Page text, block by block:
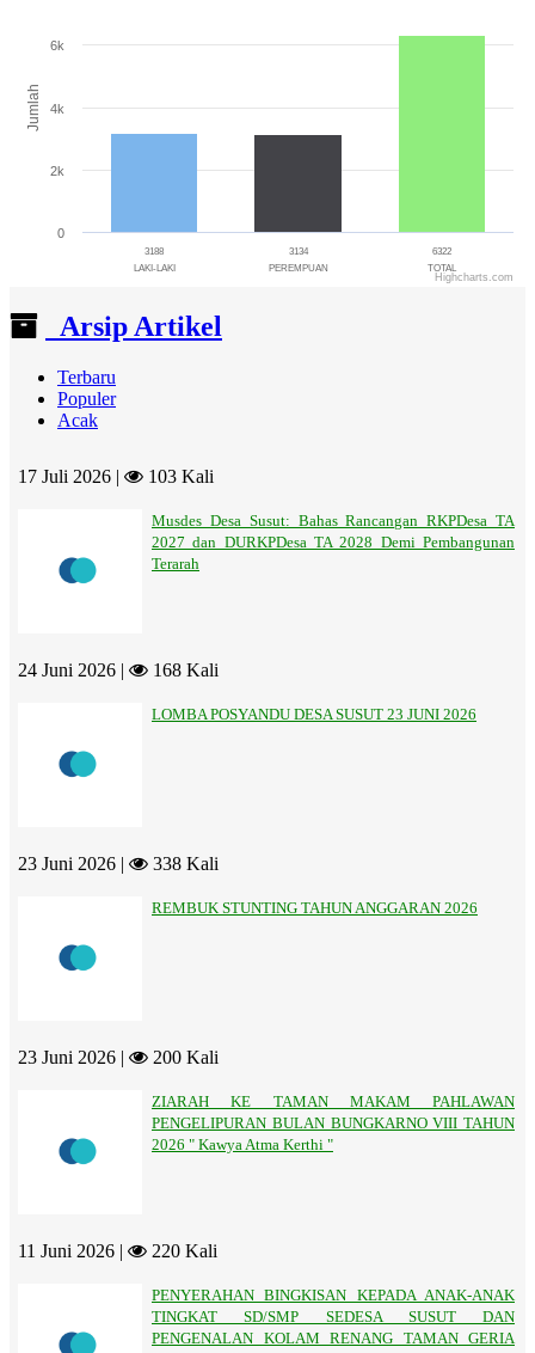
The chart has 1 Y axis displaying Jumlah. Range: 0 to 8000.
Jumlah
3188
LAKI-LAKI
3134
PEREMPUAN
6322
TOTAL
0
2k
4k
6k
Highcharts.com
Arsip Artikel
Terbaru
Populer
Acak
17 Juli 2026 | 103 Kali
Musdes Desa Susut: Bahas Rancangan RKPDesa TA
2027 dan DURKPDesa TA 2028 Demi Pembangunan
Terarah
24 Juni 2026 | 168 Kali
LOMBA POSYANDU DESA SUSUT 23 JUNI 2026
23 Juni 2026 | 338 Kali
REMBUK STUNTING TAHUN ANGGARAN 2026
23 Juni 2026 | 200 Kali
ZIARAH KE TAMAN MAKAM PAHLAWAN
PENGELIPURAN BULAN BUNGKARNO VIII TAHUN
2026 " Kawya Atma Kerthi "
11 Juni 2026 | 220 Kali
PENYERAHAN BINGKISAN KEPADA ANAK-ANAK
TINGKAT SD/SMP SEDESA SUSUT DAN
PENGENALAN KOLAM RENANG TAMAN GERIA